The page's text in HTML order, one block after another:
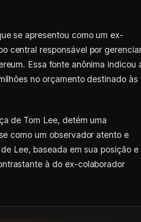
se apresentou como um ex-
central responsável por
Essa fonte anônima indicou
no orçamento destinado às
de Tom Lee, detém uma
como um observador atento e
Lee, baseada em sua posição e
à do ex-colaborador